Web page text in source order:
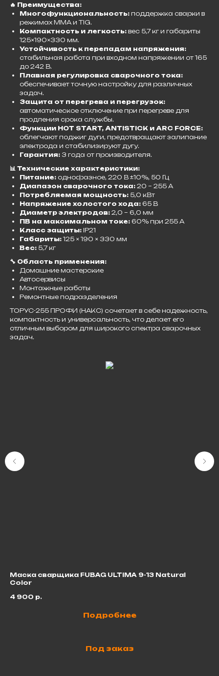
🔥 Преимущества:
Многофункциональность: поддержка сварки в
режимах MMA и TIG.
Компактность и легкость: вес 5,7 кг и габариты
125×190×330 мм.
Устойчивость к перепадам напряжения:
стабильная работа при входном напряжении от 165
до 242 В.
Плавная регулировка сварочного тока:
обеспечивает точную настройку для различных
задач.
Защита от перегрева и перегрузок:
автоматическое отключение при перегреве для
продления срока службы.
Функции HOT START, ANTISTICK и ARC FORCE:
облегчают поджиг дуги, предотвращают залипание
электрода и стабилизируют дугу.
Гарантия: 3 года от производителя.​
📊 Технические характеристики:
Питание: однофазное, 220 В ±10%, 50 Гц
Диапазон сварочного тока: 20 – 255 А
Потребляемая мощность: 5,0 кВт
Напряжение холостого хода: 65 В
Диаметр электродов: 2,0 – 6,0 мм
ПВ на максимальном токе: 60% при 255 А
Класс защиты: IP21
Габариты: 125 × 190 × 330 мм
Вес: 5,7 кг​
🔧 Область применения:
Домашние мастерские
Автосервисы
Монтажные работы
Ремонтные подразделения​
ТОРУС-255 ПРОФИ (НАКС) сочетает в себе надежность,
компактность и универсальность, что делает его
отличным выбором для широкого спектра сварочных
задач.​
Маска сварщика FUBAG ULTIMA 9-13 Natural
Color
4 900 р.
Подробнее
Под заказ